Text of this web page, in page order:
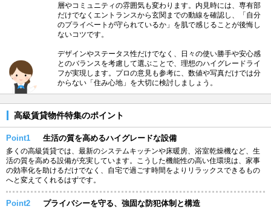
層やコミュニティの雰囲気も変わります。内見時には、専有部
だけでなくエントランスから玄関までの動線を確認し、「自分
のプライベートが守られているか」を肌で感じることが後悔し
ないコツです。
デザインやステータス性だけでなく、日々の使い勝手や安心感
とのバランスを考慮して選ぶことで、理想のハイグレードライ
フが実現します。プロの意見も参考に、数値や写真だけでは分
からない「住み心地」を大切に検討しましょう。
高級賃貸物件特集のポイント
Point1 生活の質を高めるハイグレードな設備
多くの高級賃貸では、最新のシステムキッチンや床暖房、浴室乾燥機など、生
活の質を高める設備が充実しています。こうした機能性の高い住環境は、家事
の効率化を助けるだけでなく、自宅で過ごす時間をよりリラックスできるもの
へと変えてくれるはずです。
Point2 プライバシーを守る、強固な防犯体制と構造